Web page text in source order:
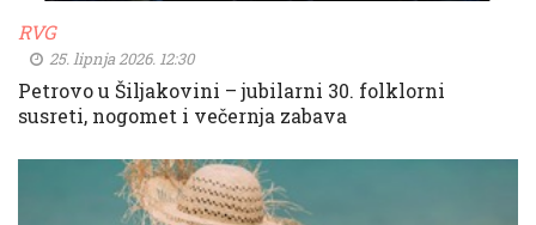
RVG
25. lipnja 2026. 12:30
Petrovo u Šiljakovini – jubilarni 30. folklorni
susreti, nogomet i večernja zabava